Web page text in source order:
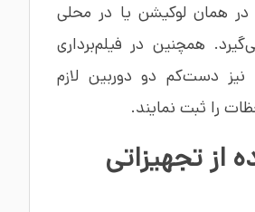
همان لوکیشن یا در محلی
همچنین در فیلم‌برداری
دست‌کم دو دوربین لازم
را ثبت نمایند.
از تجهیزاتی